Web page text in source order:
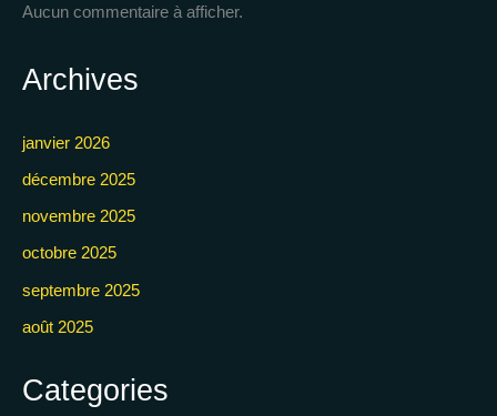
Aucun commentaire à afficher.
Archives
janvier 2026
décembre 2025
novembre 2025
octobre 2025
septembre 2025
août 2025
Categories